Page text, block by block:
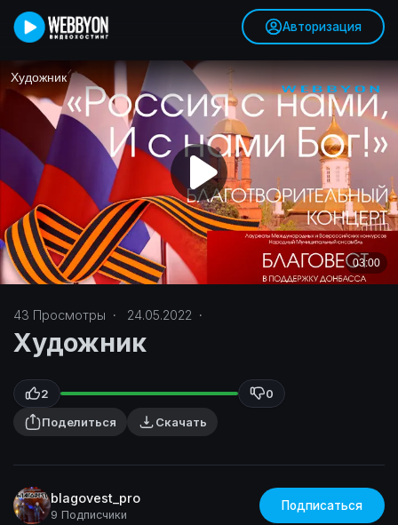
Авторизация
43 Просмотры · 24.05.2022 ·
Художник
2
0
Поделиться
Скачать
blagovest_pro
9 Подписчики
Подписаться